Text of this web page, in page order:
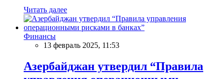
Читать далее
Финансы
13 февраль 2025, 11:53
Азербайджан утвердил “Правила